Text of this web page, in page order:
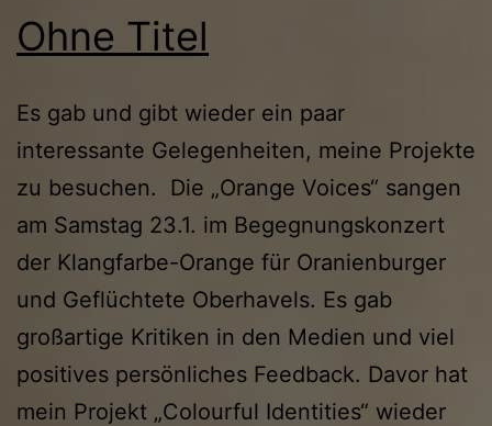
Ohne Titel
Es gab und gibt wieder ein paar
interessante Gelegenheiten, meine Projekte
zu besuchen. Die „Orange Voices“ sangen
am Samstag 23.1. im Begegnungskonzert
der Klangfarbe-Orange für Oranienburger
und Geflüchtete Oberhavels. Es gab
großartige Kritiken in den Medien und viel
positives persönliches Feedback. Davor hat
mein Projekt „Colourful Identities“ wieder